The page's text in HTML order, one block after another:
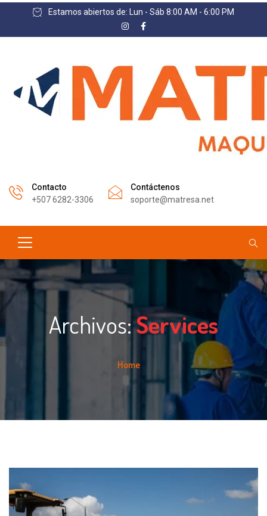
Estamos abiertos de: Lun - Sáb 8:00 AM - 6:00 PM
Contacto
+507 6282-3306
Contáctenos
soporte@matresa.net
Archivos:Services
Home